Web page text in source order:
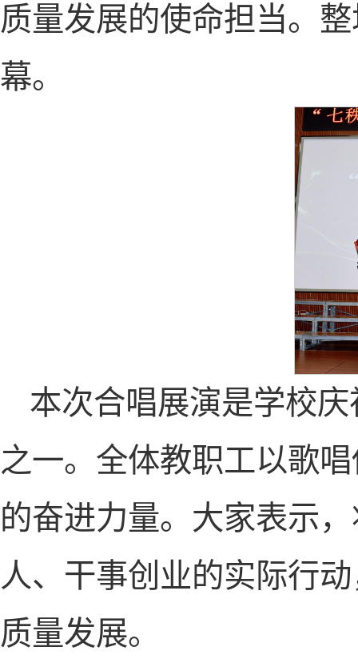
质量发展的使命担当。
幕。
本次合唱展演是学校
之一。全体教职工以歌
的奋进力量。大家表示
人、干事创业的实际行
质量发展。